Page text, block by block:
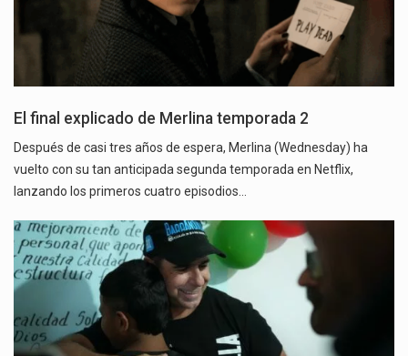
El final explicado de Merlina temporada 2
Después de casi tres años de espera, Merlina (Wednesday) ha
vuelto con su tan anticipada segunda temporada en Netflix,
lanzando los primeros cuatro episodios…